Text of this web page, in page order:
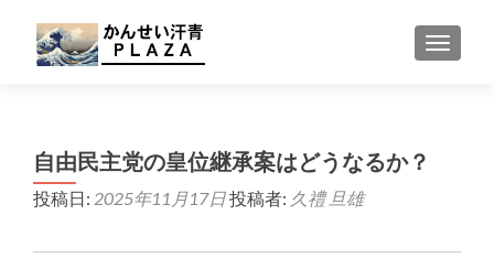
ナビゲ
自由民主党の皇位継承案はどうなるか？
投稿日: 2025年11月17日投稿者: 久禮 旦雄